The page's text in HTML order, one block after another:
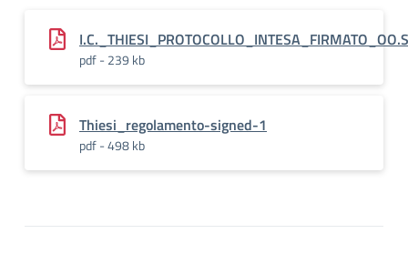
pdf - 239 kb
Thiesi_regolamento-signed-1
pdf - 498 kb